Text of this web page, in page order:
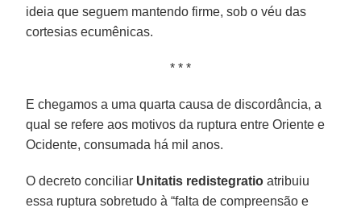
ideia que seguem mantendo firme, sob o véu das
cortesias ecumênicas.
* * *
E chegamos a uma quarta causa de discordância, a
qual se refere aos motivos da ruptura entre Oriente e
Ocidente, consumada há mil anos.
O decreto conciliar Unitatis redistegratio atribuiu
essa ruptura sobretudo à “falta de compreensão e